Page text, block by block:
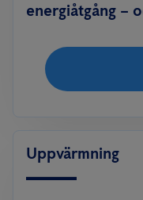
energiåtgång –
Uppvärmning